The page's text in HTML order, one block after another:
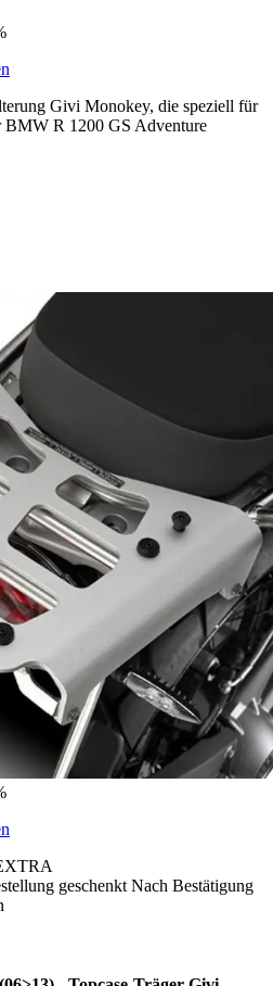
Givi Monokey, die speziell für
BMW R 1200 GS Adventure
geschenkt Nach Bestätigung